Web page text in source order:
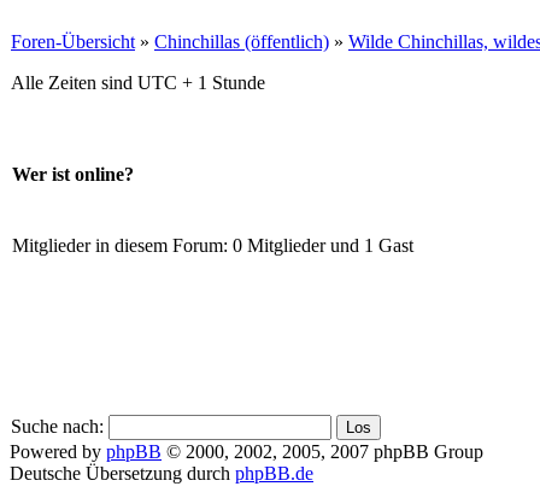
Foren-Übersicht » Chinchillas (öffentlich) » Wilde Chinchillas,
Alle Zeiten sind UTC + 1 Stunde
Wer ist online?
Mitglieder in diesem Forum: 0 Mitglieder und 1 Gast
Suche nach:
Powered by phpBB © 2000, 2002, 2005, 2007 phpBB Group
Deutsche Übersetzung durch phpBB.de